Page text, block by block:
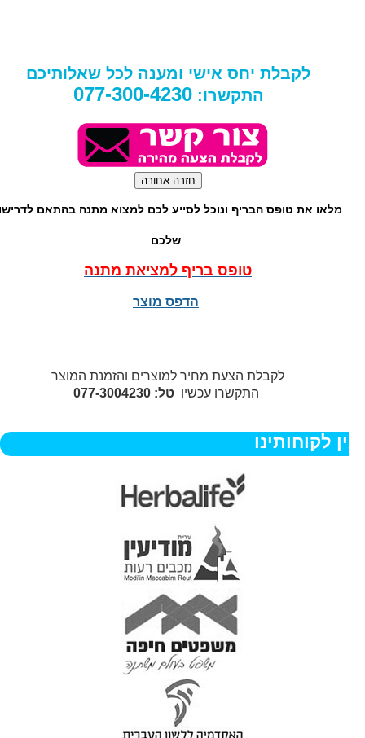
לקבלת יחס אישי ומענה לכל שאלותיכם
התקשרו:077-300-4230
מלאו את טופס הבריף ונוכל לסייע לכם למצוא מתנה בהתאם לדרישות
שלכם
טופס בריף למציאת מתנה
הדפס מוצר
לקבלת הצעת מחיר למוצרים והזמנת המוצר
התקשרו עכשיוטל: 077-3004230
לקוחותינו